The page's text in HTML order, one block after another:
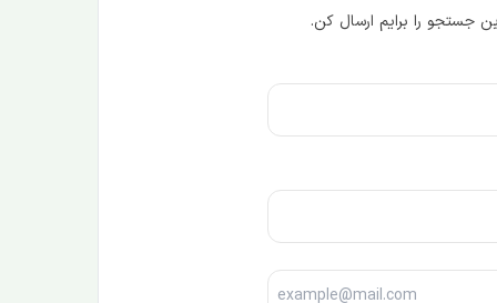
جستجو را برایم ارسال کن.